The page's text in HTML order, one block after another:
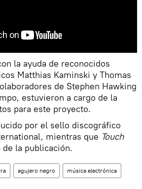
la ayuda de reconocidos
Matthias Kaminski y Thomas
de Stephen Hawking
estuvieron a cargo de la
para este proyecto.
por el sello discográfico
mientras que Touch
la publicación.
agujero negro música electrónica